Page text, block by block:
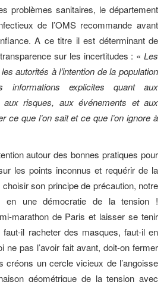
problèmes sanitaires, le département
de l’OMS recommande avant
A ce titre il est déterminant de
sur les incertitudes : « Les
autorités à l’intention de la population
informations explicites quant aux
aux risques, aux événements et aux
ce que l’on sait et ce que l’on ignore à
autour des bonnes pratiques pour
les points inconnus et requérir de la
son principe de précaution, notre
en une démocratie de la tension !
marathon de Paris et laisser se tenir
il racheter des masques, faut-il en
ne pas l’avoir fait avant, doit-on fermer
un cercle vicieux de l’angoisse
géométrique de la tension avec